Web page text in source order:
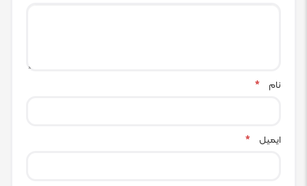
نام *
ایمیل *